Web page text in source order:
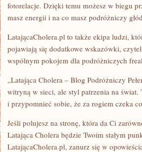
fotorelacje. Dzięki temu możesz w biegu
masz energii i na co masz podróżniczy
LatającaCholera.pl to także ekipa ludzi,
pojawiają się dodatkowe wskazówki,
wspólnym pokojem dla podróżniczych
„Latająca Cholera – Blog Podróżniczy
witryną w sieci, ale styl patrzenia na świat.
i przypomnieć sobie, że za rogiem czeka
Jeśli polujesz na stronę, która da Ci
Latająca Cholera będzie Twoim stałym
LatającaCholera.pl, zanurz się w